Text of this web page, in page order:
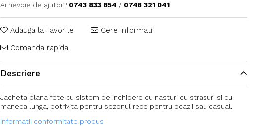
Ai nevoie de ajutor? 0743 833 854 / 0748 321 041
Adauga la Favorite
Cere informatii
Comanda rapida
Descriere
Jacheta blana fete cu sistem de inchidere cu nasturi cu strasuri si cu
maneca lunga, potrivita pentru sezonul rece pentru ocazii sau casual.
Informatii conformitate produs